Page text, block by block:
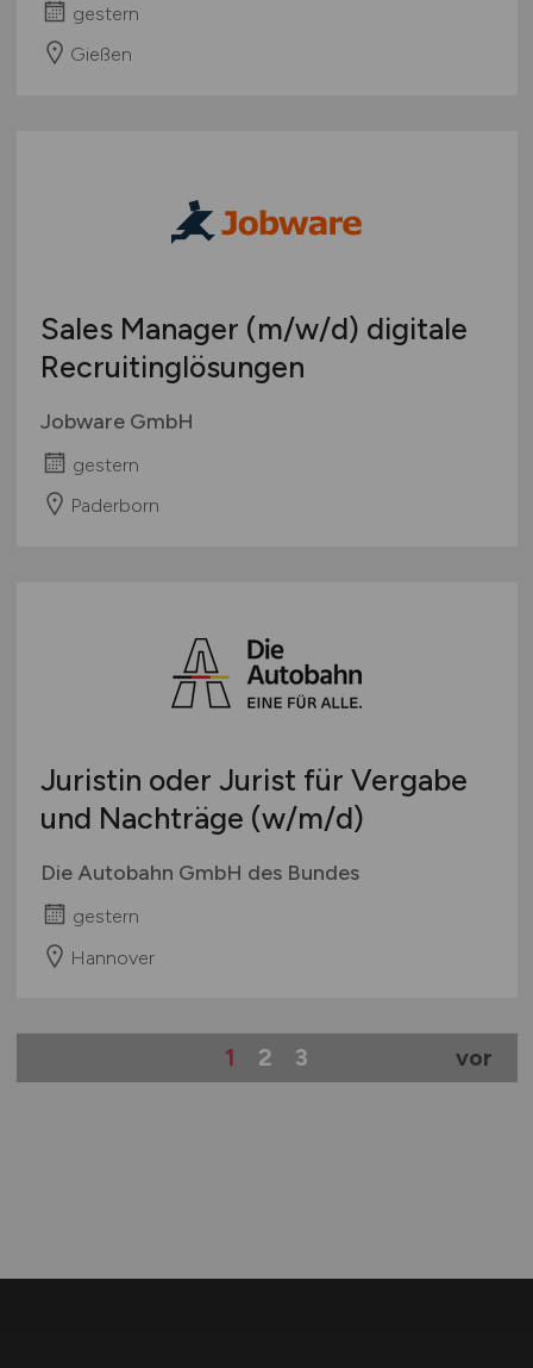
gestern
Gießen
Sales Manager (m/w/d) digitale
Recruitinglösungen
Jobware GmbH
gestern
Paderborn
Juristin oder Jurist für Vergabe
und Nachträge (w/m/d)
Die Autobahn GmbH des Bundes
gestern
Hannover
1 2 3 vor